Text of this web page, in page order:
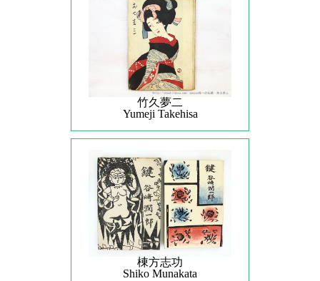
竹久夢二
Yumeji Takehisa
棟方志功
Shiko Munakata